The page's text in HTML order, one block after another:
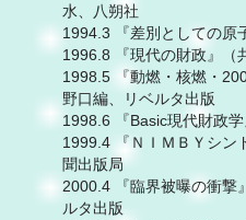
水、八朔社
1994.3 『差別としての原
1996.8 『現代の財政』（
1998.5 『動燃・核燃・
野口編、リベルタ出版
1998.6 『Basic現代財政
1999.4 『ＮＩＭＢＹシン
聞出版局
2000.4 『臨界被曝の衝撃
ルタ出版